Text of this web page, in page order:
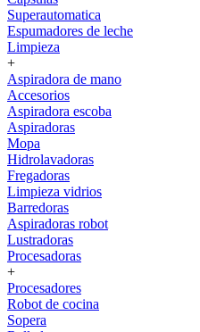
Superautomatica
Espumadores de leche
Limpieza
+
Aspiradora de mano
Accesorios
Aspiradora escoba
Aspiradoras
Mopa
Hidrolavadoras
Fregadoras
Limpieza vidrios
Barredoras
Aspiradoras robot
Lustradoras
Procesadoras
+
Procesadores
Robot de cocina
Sopera